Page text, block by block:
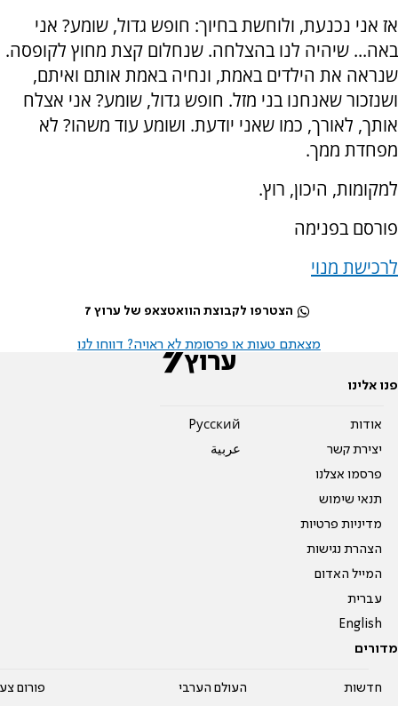
אז אני נכנעת, ולוחשת בחיוך: חופש גדול, שומע? אני
באה... שיהיה לנו בהצלחה. שנחלום קצת מחוץ לקופסה.
שנראה את הילדים באמת, ונחיה באמת אותם ואיתם,
ושנזכור שאנחנו בני מזל. חופש גדול, שומע? אני אצלח
אותך, לאורך, כמו שאני יודעת. ושומע עוד משהו? לא
מפחדת ממך.
למקומות, היכון, רוץ.
פורסם בפנימה
לרכישת מנוי
הצטרפו לקבוצת הוואטצאפ של ערוץ 7
מצאתם טעות או פרסומת לא ראויה? דווחו לנו
פנו אלינו
אודות
יצירת קשר
פרסמו אצלנו
תנאי שימוש
מדיניות פרטיות
הצהרת נגישות
המייל האדום
עברית
English
Pусский
عربية
מדורים
חדשות העולם הערבי פורום